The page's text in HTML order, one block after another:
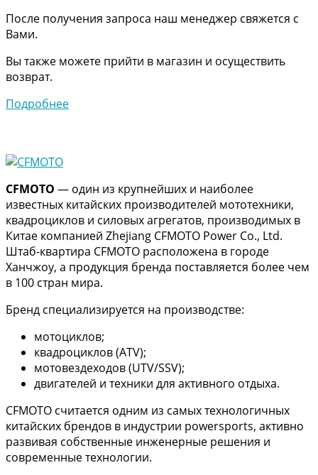
После получения запроса наш менеджер свяжется с
Вами.
Вы также можете прийти в магазин и осуществить
возврат.
Подробнее
CFMOTO — один из крупнейших и наиболее
известных китайских производителей мототехники,
квадроциклов и силовых агрегатов, производимых в
Китае компанией Zhejiang CFMOTO Power Co., Ltd.
Штаб-квартира CFMOTO расположена в городе
Ханчжоу, а продукция бренда поставляется более чем
в 100 стран мира.
Бренд специализируется на производстве:
мотоциклов;
квадроциклов (ATV);
мотовездеходов (UTV/SSV);
двигателей и техники для активного отдыха.
CFMOTO считается одним из самых технологичных
китайских брендов в индустрии powersports, активно
развивая собственные инженерные решения и
современные технологии.